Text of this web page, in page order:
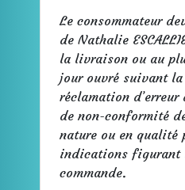
Le consommateur
de Nathalie
la livraison ou au
jour ouvré suivant
réclamation
de non-conformité
nature ou en qualité
indications figurant
commande.